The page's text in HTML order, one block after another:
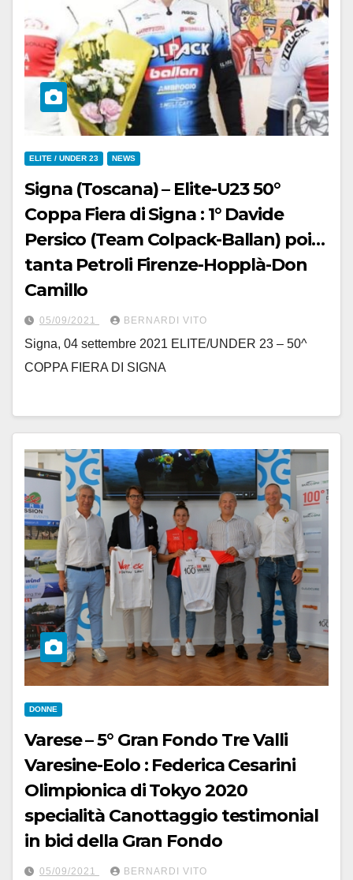
ELITE / UNDER 23 NEWS
Signa (Toscana) – Elite-U23 50°
Coppa Fiera di Signa : 1° Davide
Persico (Team Colpack-Ballan) poi…
tanta Petroli Firenze-Hopplà-Don
Camillo
05/09/2021 BERNARDI VITO
Signa, 04 settembre 2021 ELITE/UNDER 23 – 50^
COPPA FIERA DI SIGNA
DONNE
Varese – 5° Gran Fondo Tre Valli
Varesine-Eolo : Federica Cesarini
Olimpionica di Tokyo 2020
specialità Canottaggio testimonial
in bici della Gran Fondo
05/09/2021 BERNARDI VITO